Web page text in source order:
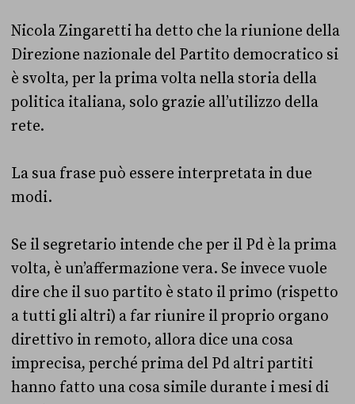
Nicola Zingaretti ha detto che la riunione della
Direzione nazionale del Partito democratico si
è svolta, per la prima volta nella storia della
politica italiana, solo grazie all’utilizzo della
rete.
La sua frase può essere interpretata in due
modi.
Se il segretario intende che per il Pd è la prima
volta, è un’affermazione vera. Se invece vuole
dire che il suo partito è stato il primo (rispetto
a tutti gli altri) a far riunire il proprio organo
direttivo in remoto, allora dice una cosa
imprecisa, perché prima del Pd altri partiti
hanno fatto una cosa simile durante i mesi di